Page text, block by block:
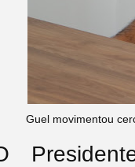
Guel movimentou